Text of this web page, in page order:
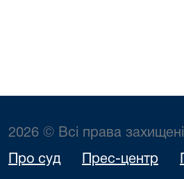
2026 © Всі права захищені
Про суд Прес-центр